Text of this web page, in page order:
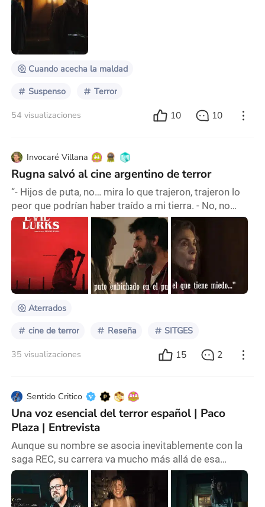
ilumina la mente y nos despierta el cuerpo para hacer
lo necesario para sobrevivir, o como un potente
neurotóxico. Pero hay una gran diferencia entre el
miedo que produce un enfrentamiento con un depred
Cuando acecha la maldad
Suspenso Terror
54 visualizaciones 10 10
Invocaré Villana
Rugna salvó al cine argentino de terror
“- Hijos de puta, no… mira lo que trajeron, trajeron lo
peor que podrían haber traído a mi tierra. - No, no
dispare, don Ruiz, no dispare por favor ¡no dispare! -
Algo tengo que hacer con esta basura. - No, no, no, así
no se mata la maldad, don Ruiz, va a ser peor, no lo
haga…” Cuando acecha la maldad (2023) dirigida por
Demián Rugna, y producida por Shudder, Machaco
Films, INCAA, Aramos Cine, La
Aterrados
cine de terror Reseña SITGES
35 visualizaciones 15 2
Sentido Critico
Una voz esencial del terror español | Paco
Plaza | Entrevista
Aunque su nombre se asocia inevitablemente con la
saga REC, su carrera va mucho más allá de esa
explosión de popularidad. No es simplemente un
director de películas de terror; es un apasionado del
género que ha sabido combinar tradición, innovación